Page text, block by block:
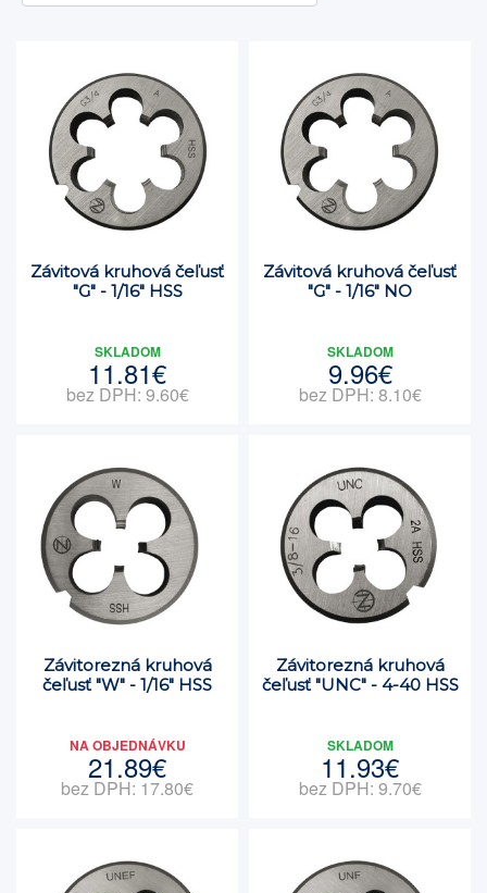
Závitová kruhová čeľusť
"G" - 1/16" HSS
SKLADOM
11.81€
bez DPH: 9.60€
Závitová kruhová čeľusť
"G" - 1/16" NO
SKLADOM
9.96€
bez DPH: 8.10€
Závitorezná kruhová
čeľusť "W" - 1/16" HSS
NA OBJEDNÁVKU
21.89€
bez DPH: 17.80€
Závitorezná kruhová
čeľusť "UNC" - 4-40 HSS
SKLADOM
11.93€
bez DPH: 9.70€